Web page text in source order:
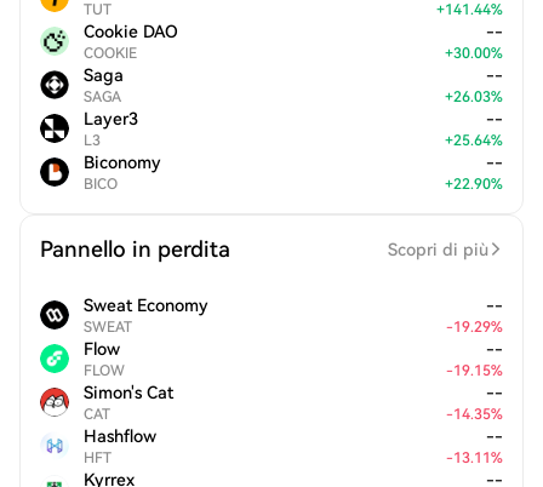
TUT +141.44%
Cookie DAO
COOKIE
--
+30.00%
Saga
SAGA
--
+26.03%
Layer3
L3
--
+25.64%
Biconomy
BICO
--
+22.90%
Pannello in perdita Scopri di più
Sweat Economy
SWEAT
--
-19.29%
Flow
FLOW
--
-19.15%
Simon's Cat
CAT
--
-14.35%
Hashflow
HFT
--
-13.11%
Kyrrex --